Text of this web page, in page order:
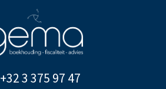
+32 3 375 97 47